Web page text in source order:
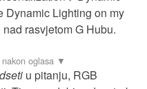
Dynamic Lighting on my
rasvjetom G Hubu.
u pitanju, RGB